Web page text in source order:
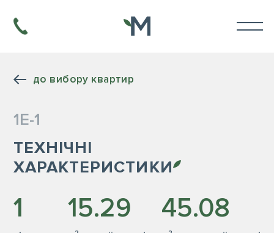
до вибору квартир
1Е-1
ТЕХНІЧНІ
ХАРАКТЕРИСТИКИ
1 15.29 45.08